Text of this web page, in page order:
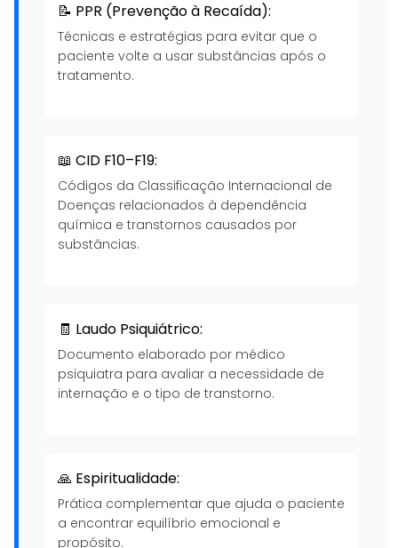
📝 PPR (Prevenção à Recaída):
Técnicas e estratégias para evitar que o
paciente volte a usar substâncias após o
tratamento.
📖 CID F10–F19:
Códigos da Classificação Internacional de
Doenças relacionados à dependência
química e transtornos causados por
substâncias.
🧾 Laudo Psiquiátrico:
Documento elaborado por médico
psiquiatra para avaliar a necessidade de
internação e o tipo de transtorno.
🙏 Espiritualidade:
Prática complementar que ajuda o paciente
a encontrar equilíbrio emocional e
propósito.